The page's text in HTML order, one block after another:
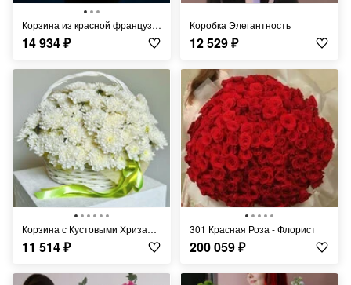
Корзина из красной французской розы
14 934₽
Коробка Элегантность
12 529₽
Корзина с Кустовыми Хризантемами
11 514₽
301 Красная Роза - Флорист
200 059₽